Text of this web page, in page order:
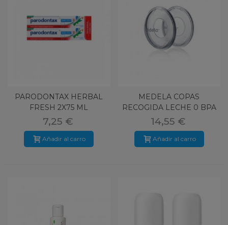
PARODONTAX HERBAL
FRESH 2X75 ML
7,25 €
Añadir al carro
MEDELA COPAS
RECOGIDA LECHE 0 BPA
2U
14,55 €
Añadir al carro